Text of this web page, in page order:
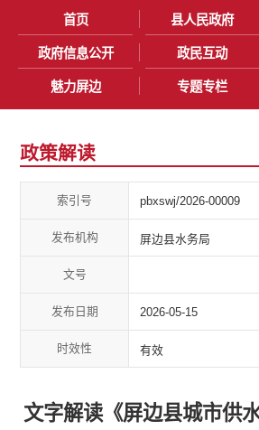
首页 县人民政府
政府信息公开 政民互动
魅力屏边 专题专栏
政策解读
索引号 pbxswj/2026-00009
发布机构 屏边县水务局
文号
发布日期 2026-05-15
时效性 有效
文字解读《屏边县城市供